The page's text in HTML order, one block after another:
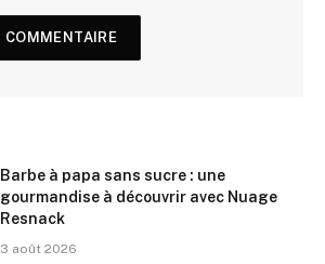
Barbe à papa sans sucre : une
gourmandise à découvrir avec Nuage
Resnack
3 août 2026